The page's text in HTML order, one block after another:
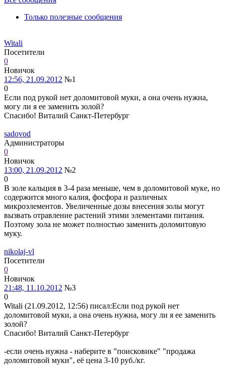
Только полезные сообщения
Witali
Посетители
0
Новичок
12:56, 21.09.2012 №1
0
Если под рукой нет доломитовой муки, а она очень нужна,
могу ли я ее заменить золой?
Спасибо! Виталий Санкт-Петербург
sadovod
Администраторы
0
Новичок
13:00, 21.09.2012 №2
0
В золе кальция в 3-4 раза меньше, чем в доломитовой муке, но
содержится много калия, фосфора и различных
микроэлементов. Увеличенные дозы внесения золы могут
вызвать отравление растений этими элементами питания.
Поэтому зола не может полностью заменить доломитовую
муку.
nikolaj-vl
Посетители
0
Новичок
21:48, 11.10.2012 №3
0
Witali (21.09.2012, 12:56) писал:Если под рукой нет
доломитовой муки, а она очень нужна, могу ли я ее заменить
золой?
Спасибо! Виталий Санкт-Петербург
-если очень нужна - наберите в "поисковике" "продажа
доломитовой муки", её цена 3-10 руб./кг.